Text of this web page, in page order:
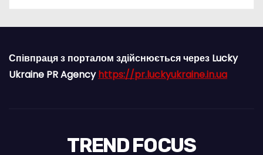
Співпраця з порталом здійснюється через Lucky
Ukraine PR Agencyhttps://pr.luckyukraine.in.ua
TREND FOCUS